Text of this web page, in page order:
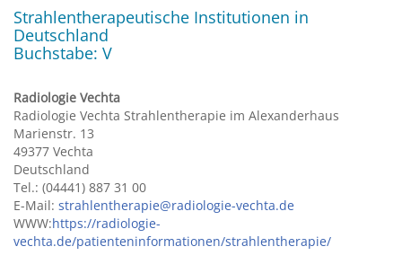
Strahlentherapeutische Institutionen in
Deutschland
Buchstabe: V
Radiologie Vechta
Radiologie Vechta Strahlentherapie im Alexanderhaus
Marienstr. 13
49377 Vechta
Deutschland
Tel.: (04441) 887 31 00
E-Mail: strahlentherapie@radiologie-vechta.de
WWW:https://radiologie-
vechta.de/patienteninformationen/strahlentherapie/